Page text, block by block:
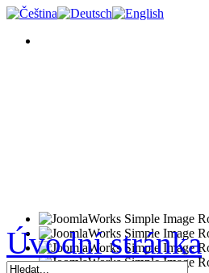
Úvodní stránka